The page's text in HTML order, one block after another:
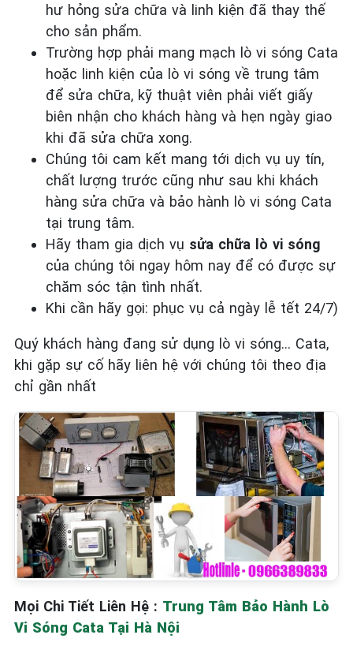
hư hỏng sửa chữa và linh kiện đã thay thế
cho sản phẩm.
Trường hợp phải mang mạch lò vi sóng Cata
hoặc linh kiện của lò vi sóng về trung tâm
để sửa chữa, kỹ thuật viên phải viết giấy
biên nhận cho khách hàng và hẹn ngày giao
khi đã sửa chữa xong.
Chúng tôi cam kết mang tới dịch vụ uy tín,
chất lượng trước cũng như sau khi khách
hàng sửa chữa và bảo hành lò vi sóng Cata
tại trung tâm.
Hãy tham gia dịch vụ sửa chữa lò vi sóng
của chúng tôi ngay hôm nay để có được sự
chăm sóc tận tình nhất.
Khi cần hãy gọi: phục vụ cả ngày lễ tết 24/7)
Quý khách hàng đang sử dụng lò vi sóng… Cata,
khi gặp sự cố hãy liên hệ với chúng tôi theo địa
chỉ gần nhất
Mọi Chi Tiết Liên Hệ : Trung Tâm Bảo Hành Lò
Vi Sóng Cata Tại Hà Nội